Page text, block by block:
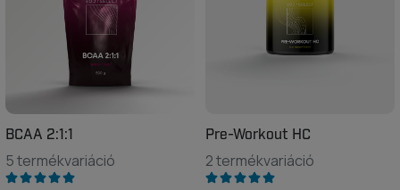
BCAA 2:1:1
5 termékvariáció
Pre-Workout HC
2 termékvariáció